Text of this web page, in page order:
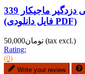
کاتالوگ و دفترچه راهنمای فارسی دزدگیر ماجیکار 339
(فایل دانلودی PDF)
تومان50,000 (tax excl.)
Rating:
(0)
Write your review